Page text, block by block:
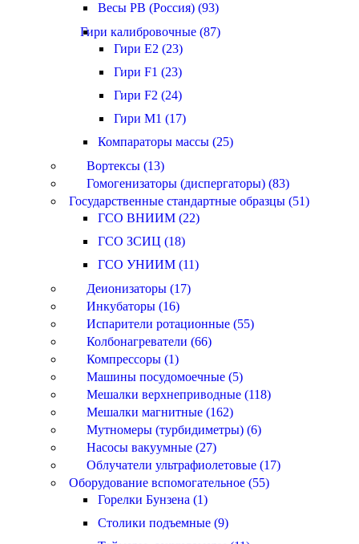
Весы РВ (Россия) (93)
Гири калибровочные (87)
Гири E2 (23)
Гири F1 (23)
Гири F2 (24)
Гири M1 (17)
Компараторы массы (25)
Вортексы (13)
Гомогенизаторы (диспергаторы) (83)
Государственные стандартные образцы (51)
ГСО ВНИИМ (22)
ГСО ЗСИЦ (18)
ГСО УНИИМ (11)
Деионизаторы (17)
Инкубаторы (16)
Испарители ротационные (55)
Колбонагреватели (66)
Компрессоры (1)
Машины посудомоечные (5)
Мешалки верхнеприводные (118)
Мешалки магнитные (162)
Мутномеры (турбидиметры) (6)
Насосы вакуумные (27)
Облучатели ультрафиолетовые (17)
Оборудование вспомогательное (55)
Горелки Бунзена (1)
Столики подъемные (9)